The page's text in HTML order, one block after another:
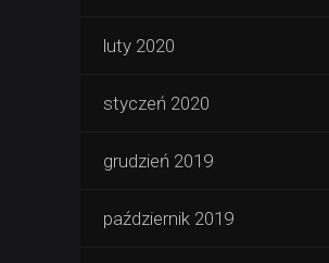
luty 2020
styczeń 2020
grudzień 2019
październik 2019